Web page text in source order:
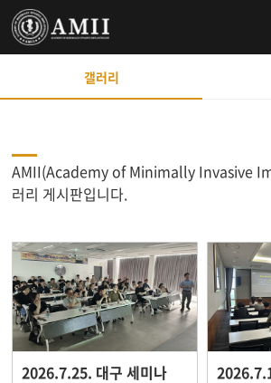
갤러리
AMII(Academy of Minimally Invasive
러리 게시판입니다.
2026.7.25. 대구 세미나